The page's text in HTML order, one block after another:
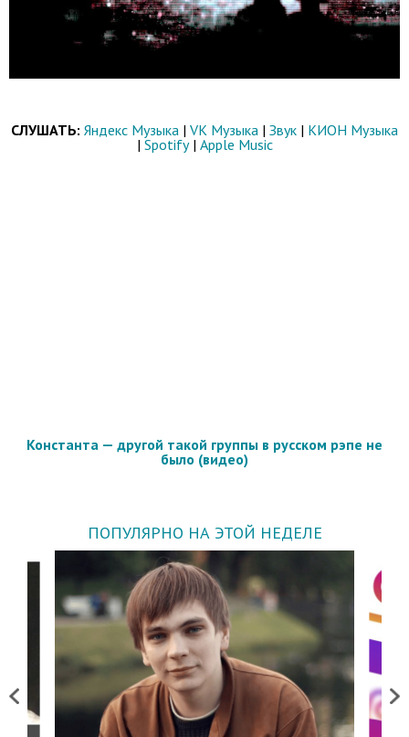
СЛУШАТЬ: Яндекс Музыка | VK Музыка | Звук | КИОН Музыка
| Spotify| Apple Music
Константа — другой такой группы в русском рэпе не
было (видео)
ПОПУЛЯРНО НА ЭТОЙ НЕДЕЛЕ
Previous Next